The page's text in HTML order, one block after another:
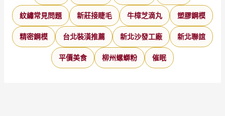
紋繡常見問題 新莊接睫毛 牛樟芝滴丸 塑膠鋼模
精密鋼模 台北裝潢推薦 新北沙發工廠 新北聯誼
平價美食 柳州螺螄粉 催眠